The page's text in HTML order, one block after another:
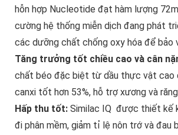
hỗn hợp Nucleotide đạt hàm lượng
cường hệ thống miễn dịch đang phát
các dưỡng chất chống oxy hóa để bảo
Tăng trưởng tốt chiều cao và cân
chất béo đặc biệt từ dầu thực vật cao
canxi tốt hơn 53%, hỗ trợ xương và
Hấp thu tốt:Similac IQ được thiết kế
đi phân mềm, giảm tỉ lệ nôn trớ và đau